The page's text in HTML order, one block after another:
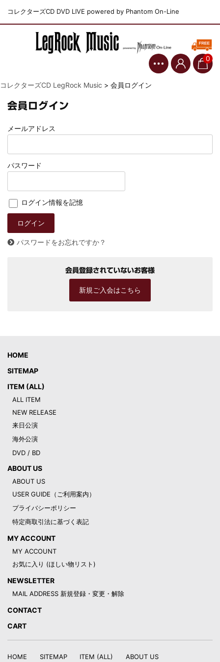
コレクターズCD DVD LIVE powered by Phantom On-Line
0
コレクターズCD LegRock Music > 会員ログイン
会員ログイン
メールアドレス
パスワード
ログイン情報を記憶
パスワードをお忘れですか？
会員登録されていないお客様
新規ご入会はこちら
HOME
SITEMAP
ITEM (ALL)
ALL ITEM
NEW RELEASE
来日公演
海外公演
DVD / BD
ABOUT US
ABOUT US
USER GUIDE（ご利用案内）
プライバシーポリシー
特定商取引法に基づく表記
MY ACCOUNT
MY ACCOUNT
お気に入り (ほしい物リスト)
NEWSLETTER
MAIL ADDRESS 新規登録・変更・解除
CONTACT
CART
HOME SITEMAP ITEM (ALL) ABOUT US